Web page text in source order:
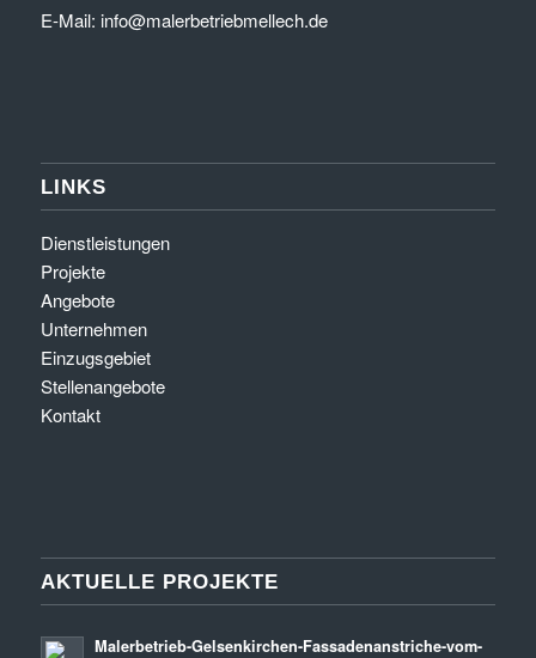
E-Mail: info@malerbetriebmellech.de
LINKS
Dienstleistungen
Projekte
Angebote
Unternehmen
Einzugsgebiet
Stellenangebote
Kontakt
AKTUELLE PROJEKTE
Malerbetrieb-Gelsenkirchen-Fassadenanstriche-vom-